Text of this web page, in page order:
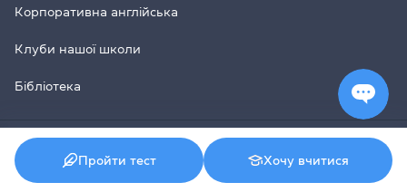
Корпоративна англійська
Клуби нашої школи
Бібліотека
Тренінговий центр
Teacher Training Centre
Пройти тест Хочу вчитися